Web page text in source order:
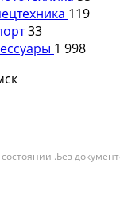
119
33
1 998
.Без